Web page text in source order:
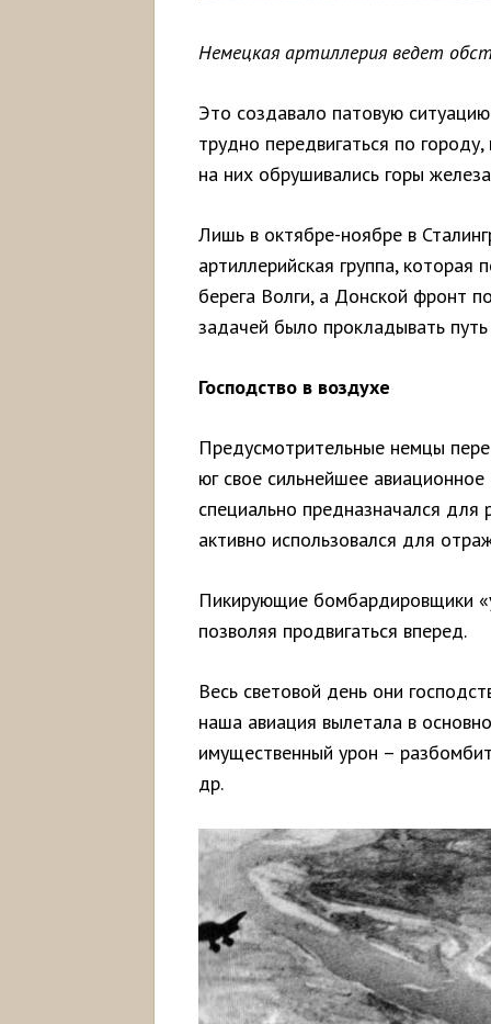
Немецкая артиллерия ведет
Это создавало патовую
трудно передвигаться по
на них обрушивались горы
Лишь в октябре-ноябре в
артиллерийская группа,
берега Волги, а Донской фронт
задачей было прокладывать
Господство в воздухе
Предусмотрительные немцы
юг свое сильнейшее
специально предназначался
активно использовался для
Пикирующие бомбардировщики
позволяя продвигаться вперед.
Весь световой день они
наша авиация вылетала в
имущественный урон –
др.